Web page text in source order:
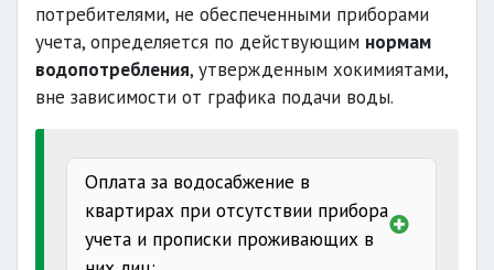
оказанные услуги
принадлежащем
группы I
30 календарных дней
семей
производится
потребителями, не обеспеченными приборами
учета, определяется по действующим нормам
водопотребления, утвержденным хокимиятами,
вне зависимости от графика подачи воды.
Оплата за водосабжение в
квартирах при отсутствии прибора
учета и прописки проживающих в